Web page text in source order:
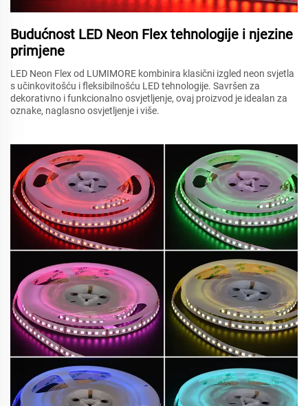
Budućnost LED Neon Flex tehnologije i njezine
primjene
LED Neon Flex od LUMIMORE kombinira klasični izgled neon svjetla
s učinkovitošću i fleksibilnošću LED tehnologije. Savršen za
dekorativno i funkcionalno osvjetljenje, ovaj proizvod je idealan za
oznake, naglasno osvjetljenje i više.